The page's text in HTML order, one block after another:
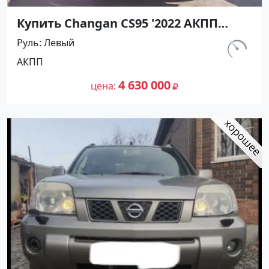
Купить Changan CS95 '2022 АКПП
(2000/233 л.с.) Бензин инжектор
Краснодар цвет Серый Внедорожник
по цене 4630000 рублей, объявление
№26942 на сайте Авторынок23
км.
Руль Левый
АКПП
цена 4 630 000